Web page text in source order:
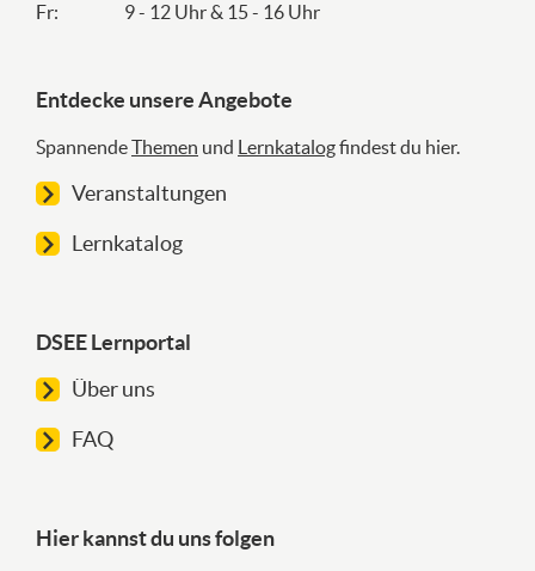
Fr:
9 - 12 Uhr & 15 - 16 Uhr
Entdecke unsere Angebote
SpannendeThemen und Lernkatalogfindest du hier.
Veranstaltungen
Lernkatalog
DSEE Lernportal
Über uns
FAQ
Hier kannst du uns folgen